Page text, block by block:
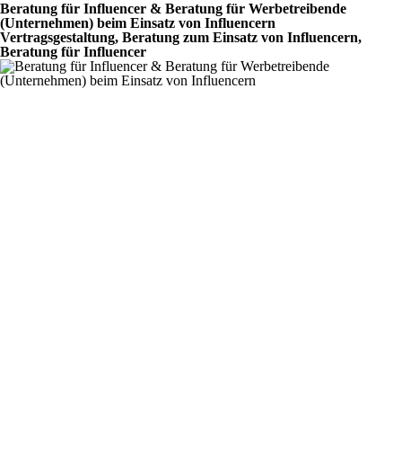
Beratung für Influencer & Beratung für Werbetreibende
(Unternehmen) beim Einsatz von Influencern
Vertragsgestaltung, Beratung zum Einsatz von Influencern,
Beratung für Influencer